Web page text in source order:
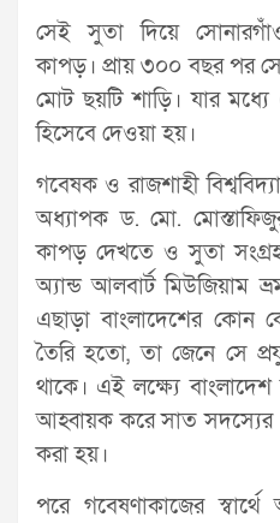
সেই সুতা দিয়ে
কাপড়। প্রায় ৩০০ বছর পর
মোট ছয়টি শাড়ি। যার মধ্যে
হিসেবে দেওয়া হয়।
গবেষক ও রাজশাহী
অধ্যাপক ড. মো.
কাপড় দেখতে ও সুতা সংগ্রহ
অ্যান্ড আলবার্ট মিউজিয়াম
এছাড়া বাংলাদেশের
তৈরি হতো, তা জেনে সে
থাকে। এই লক্ষ্যে বাংলাদেশ
আহ্বায়ক করে সাত সদস্যের
করা হয়।
পরে গবেষণাকাজের